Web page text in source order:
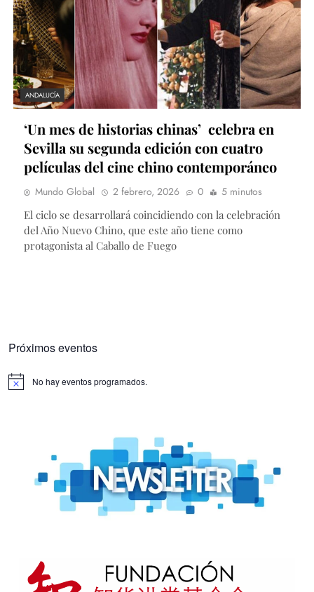
ANDALUCÍA
‘Un mes de historias chinas’ celebra en
Sevilla su segunda edición con cuatro
películas del cine chino contemporáneo
Mundo Global 2 febrero, 2026 0
5 minutos
El ciclo se desarrollará coincidiendo con la celebración
del Año Nuevo Chino, que este año tiene como
protagonista al Caballo de Fuego
Próximos eventos
Aviso No hay eventos programados.